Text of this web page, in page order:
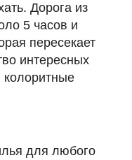
Дорога из
5 часов и
пересекает
интересных
колоритные
для любого